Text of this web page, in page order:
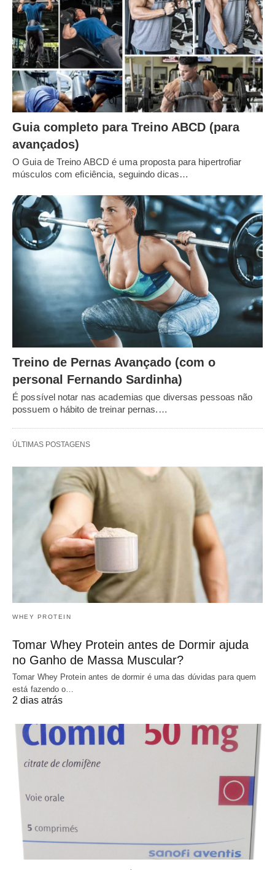
Guia completo para Treino ABCD (para
avançados)
O Guia de Treino ABCD é uma proposta para hipertrofiar
músculos com eficiência, seguindo dicas…
Treino de Pernas Avançado (com o
personal Fernando Sardinha)
É possível notar nas academias que diversas pessoas não
possuem o hábito de treinar pernas.…
ÚLTIMAS POSTAGENS
WHEY PROTEIN
Tomar Whey Protein antes de Dormir ajuda
no Ganho de Massa Muscular?
Tomar Whey Protein antes de dormir é uma das dúvidas para quem
está fazendo o…
2 dias atrás